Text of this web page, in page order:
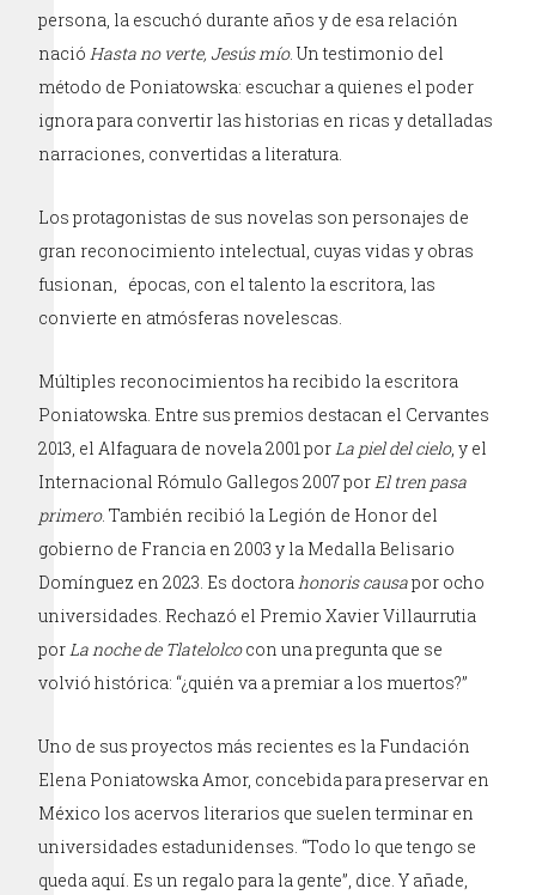
persona, la escuchó durante años y de esa relación
nacióHasta no verte, Jesús mío. Un testimonio del
método de Poniatowska: escuchar a quienes el poder
ignora para convertir las historias en ricas y detalladas
narraciones, convertidas a literatura.
Los protagonistas de sus novelas son personajes de
gran reconocimiento intelectual, cuyas vidas y obras
fusionan, épocas, con el talento la escritora, las
convierte en atmósferas novelescas.
Múltiples reconocimientos ha recibido la escritora
Poniatowska. Entre sus premios destacan el Cervantes
2013, el Alfaguara de novela 2001 porLa piel del cielo, y el
Internacional Rómulo Gallegos 2007 porEl tren pasa
primero. También recibió la Legión de Honor del
gobierno de Francia en 2003 y la Medalla Belisario
Domínguez en 2023. Es doctorahonoris causapor ocho
universidades. Rechazó el Premio Xavier Villaurrutia
porLa noche de Tlatelolcocon una pregunta que se
volvió histórica: “¿quién va a premiar a los muertos?”
Uno de sus proyectos más recientes es la Fundación
Elena Poniatowska Amor, concebida para preservar en
México los acervos literarios que suelen terminar en
universidades estadunidenses. “Todo lo que tengo se
queda aquí. Es un regalo para la gente”, dice. Y añade,